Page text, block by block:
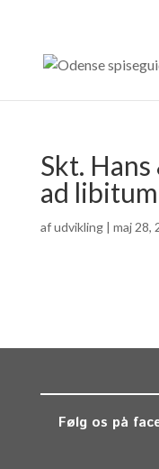
Skt.
ad
afudvikling| maj 28,
Følg os på